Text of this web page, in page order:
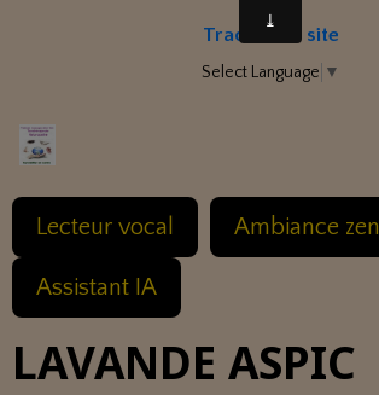
Traduire le site
Select Language ▼
Lecteur vocal Ambiance zen
Assistant IA
LAVANDE ASPIC